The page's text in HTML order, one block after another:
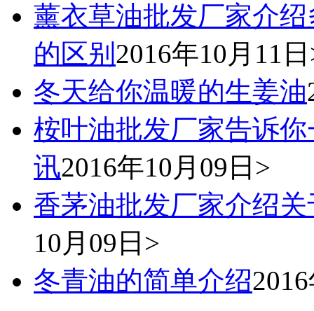
薰衣草油批发厂家介
的区别 2016年10月11
冬天给你温暖的生姜油
桉叶油批发厂家告诉
讯2016年10月09日>
香茅油批发厂家介绍
10月09日>
冬青油的简单介绍